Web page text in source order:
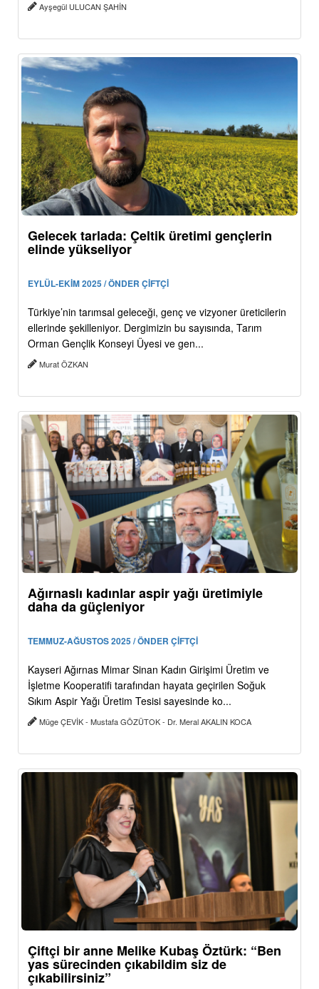
Ayşegül ULUCAN ŞAHİN
Gelecek tarlada: Çeltik üretimi gençlerin
elinde yükseliyor
EYLÜL-EKİM 2025 / ÖNDER ÇİFTÇİ
Türkiye’nin tarımsal geleceği, genç ve vizyoner üreticilerin
ellerinde şekilleniyor. Dergimizin bu sayısında, Tarım
Orman Gençlik Konseyi Üyesi ve gen...
Murat ÖZKAN
Ağırnaslı kadınlar aspir yağı üretimiyle
daha da güçleniyor
TEMMUZ-AĞUSTOS 2025 / ÖNDER ÇİFTÇİ
Kayseri Ağırnas Mimar Sinan Kadın Girişimi Üretim ve
İşletme Kooperatifi tarafından hayata geçirilen Soğuk
Sıkım Aspir Yağı Üretim Tesisi sayesinde ko...
Müge ÇEVİK - Mustafa GÖZÜTOK - Dr. Meral AKALIN KOCA
Çiftçi bir anne Melike Kubaş Öztürk: “Ben
yas sürecinden çıkabildim siz de
çıkabilirsiniz”